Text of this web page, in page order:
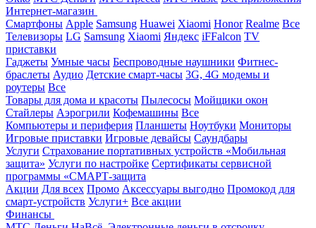
Интернет-магазин
Смартфоны Apple Samsung Huawei Xiaomi Honor Realme Все
Телевизоры LG Samsung Xiaomi Яндекс iFFalcon TV
приставки
Гаджеты Умные часы Беспроводные наушники Фитнес-
браслеты Аудио Детские смарт-часы 3G, 4G модемы и
роутеры Все
Товары для дома и красоты Пылесосы Мойщики окон
Стайлеры Аэрогрили Кофемашины Все
Компьютеры и периферия Планшеты Ноутбуки Мониторы
Игровые приставки Игровые девайсы Саундбары
Услуги Страхование портативных устройств «Мобильная
защита» Услуги по настройке Сертификаты сервисной
программы «СМАРТ-защита
Акции Для всех Промо Аксессуары выгодно Промокод для
смарт-устройств Услуги+ Все акции
Финансы